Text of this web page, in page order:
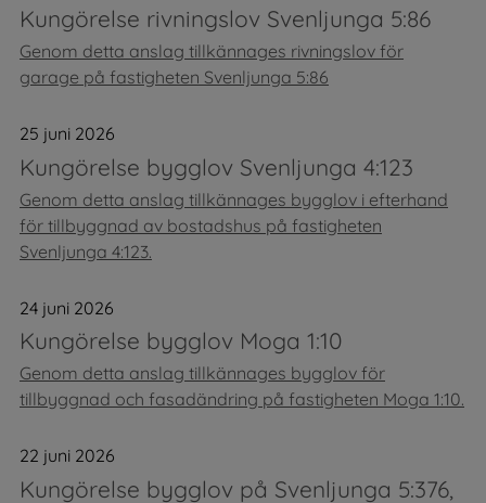
Kungörelse rivningslov Svenljunga 5:86
Genom detta anslag tillkännages rivningslov för
garage på fastigheten Svenljunga 5:86
25 juni 2026
Kungörelse bygglov Svenljunga 4:123
Genom detta anslag tillkännages bygglov i efterhand
för tillbyggnad av bostadshus på fastigheten
Svenljunga 4:123.
24 juni 2026
Kungörelse bygglov Moga 1:10
Genom detta anslag tillkännages bygglov för
tillbyggnad och fasadändring på fastigheten Moga 1:10.
22 juni 2026
Kungörelse bygglov på Svenljunga 5:376,